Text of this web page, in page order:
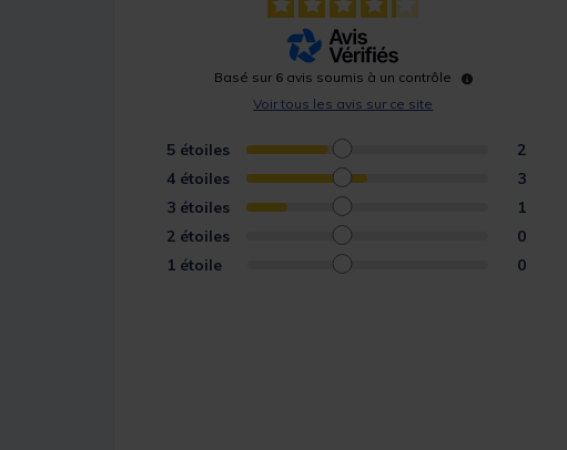
Basé sur 6 avis soumis à un contrôle
Voir tous les avis sur ce site
5 étoiles
2
4 étoiles
3
3 étoiles
1
2 étoiles
0
1 étoile 0